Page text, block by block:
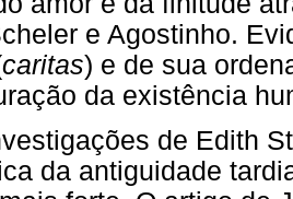
e Agostinho.
caritas) e de sua
da existência
de Edith
da antiguidade